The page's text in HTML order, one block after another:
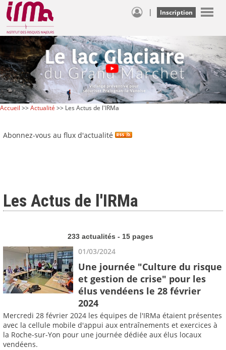
| Inscription
Accueil >>Actualité >> Les Actus de l'IRMa
Abonnez-vous au flux d'actualité
Les Actus de l'IRMa
233 actualités - 15 pages
01/03/2024
Une journée "Culture du risque
et gestion de crise" pour les
élus vendéens le 28 février
2024
Mercredi 28 février 2024 les équipes de l'IRMa étaient présentes
avec la cellule mobile d'appui aux entraînements et exercices à
la Roche-sur-Yon pour une journée dédiée aux élus locaux
vendéens.